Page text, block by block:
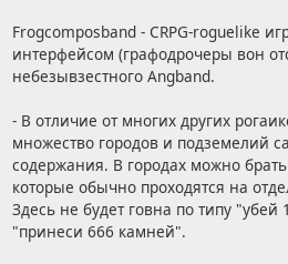
Frogcomposband - CRPG-roguelike
интерфейсом (графодрочеры вон
небезывзестного Angband.
- В отличие от многих других
множество городов и подземелий
содержания. В городах можно
которые обычно проходятся на
Здесь не будет говна по типу "убей
"принеси 666 камней".